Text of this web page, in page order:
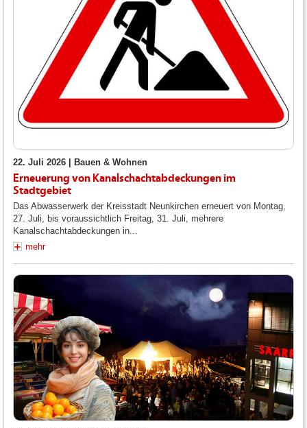
22. Juli 2026 | Bauen & Wohnen
Erneuerung von Kanalschachtabdeckungen im
Stadtgebiet
Das Abwasserwerk der Kreisstadt Neunkirchen erneuert von Montag,
27. Juli, bis voraussichtlich Freitag, 31. Juli, mehrere
Kanalschachtabdeckungen in...
mehr